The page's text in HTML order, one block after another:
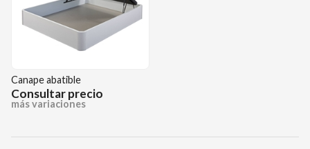
Canape abatible
Consultar precio
más variaciones